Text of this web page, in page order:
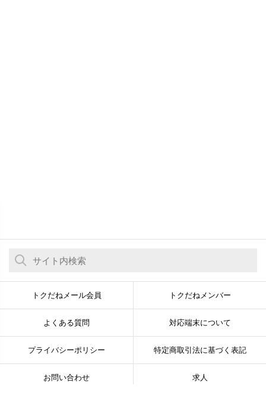
トクだねメール会員 トクだねメンバー
よくある質問 対応端末について
プライバシーポリシー 特定商取引法に基づく表記
お問い合わせ 求人